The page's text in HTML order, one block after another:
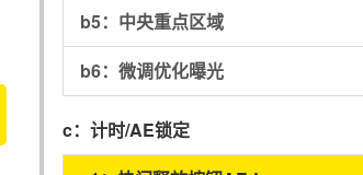
b5： 中央重点区域
b6： 微调优化曝光
c： 计时/AE锁定